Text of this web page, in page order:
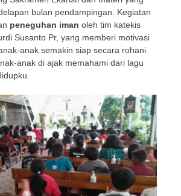
bulan pendampingan. Kegiatan
peneguhan iman oleh tim katekis
Susanto Pr, yang memberi motivasi
anak semakin siap secara rohani
anak di ajak memahami dari lagu